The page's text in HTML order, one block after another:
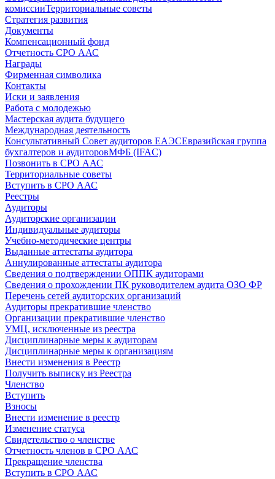
комиссииТерриториальные советы
Стратегия развития
Документы
Компенсационный фонд
Отчетность СРО ААС
Награды
Фирменная символика
Контакты
Иски и заявления
Работа с молодежью
Мастерская аудита будущего
Международная деятельность
Консультативный Совет аудиторов ЕАЭСЕвразийская группа
бухгалтеров и аудиторовМФБ (IFAC)
Позвонить в СРО ААС
Территориальные советы
Вступить в СРО ААС
Реестры
Аудиторы
Аудиторские организации
Индивидуальные аудиторы
Учебно-методические центры
Выданные аттестаты аудитора
Аннулированные аттестаты аудитора
Сведения о подтверждении ОППК аудиторами
Сведения о прохождении ПК руководителем аудита ОЗО ФР
Перечень сетей аудиторских организаций
Аудиторы прекратившие членство
Организации прекратившие членство
УМЦ, исключенные из реестра
Дисциплинарные меры к аудиторам
Дисциплинарные меры к организациям
Внести изменения в Реестр
Получить выписку из Реестра
Членство
Вступить
Взносы
Внести изменение в реестр
Изменение статуса
Свидетельство о членстве
Отчетность членов в СРО ААС
Прекращение членства
Вступить в СРО ААС